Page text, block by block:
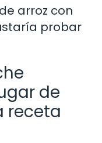
arroz con
probar
de
receta